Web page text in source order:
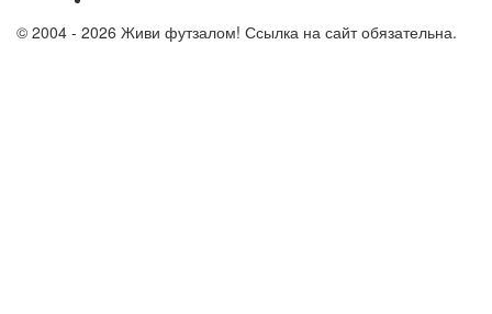
© 2004 - 2026 Живи футзалом! Ссылка на сайт обязательна.